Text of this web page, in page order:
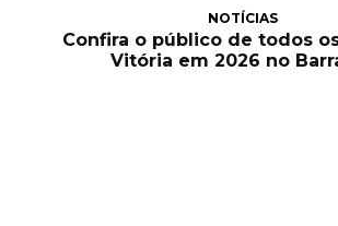
NOTÍCIAS
Confira o público de todos
Vitória em 2026 no